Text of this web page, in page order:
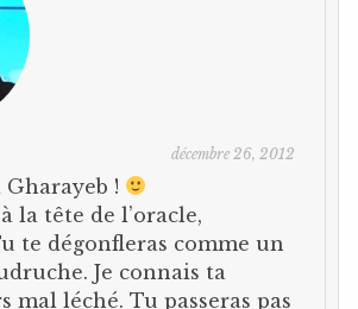
décembre 26, 2012
Gharayeb !
la tête de l’oracle,
te dégonfleras comme un
Je connais ta
mal léché. Tu passeras pas